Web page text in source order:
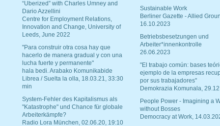
“Uberized” with Charles Umney and
Dario Azzellini
Centre for Employment Relations,
Innovation and Change, University of
Leeds, June 2022
"Para construir otra cosa hay que
hacerlo de manera gradual y con una
lucha fuerte y permanente"
hala bedi. Arabako Komunikabide
Librea / Suelta la olla, 18.03.21, 33:30
min
System-Fehler des Kapitalismus als
"Katastrophe" und Chance für globale
Arbeiterkämpfe?
Radio Lora München, 02.06.20, 19:10
Sustainable Work
Berliner Gazette - Allied
16.10.2023
Betriebsbesetzungen und
Arbeiter*innenkontrolle
26.06.2023
"El trabajo común: bases
ejemplo de la empresas
por sus trabajadores"
Demokrazia Komunala,
People Power - Imagining a
without Bosses
Democracy at Work,